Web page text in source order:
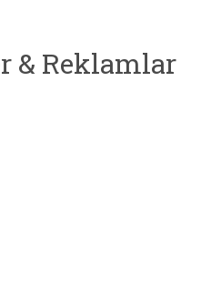
& Reklamlar